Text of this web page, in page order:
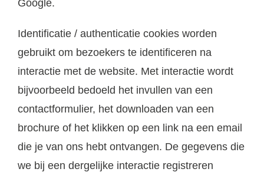
Google.
Identificatie / authenticatie cookies worden
gebruikt om bezoekers te identificeren na
interactie met de website. Met interactie wordt
bijvoorbeeld bedoeld het invullen van een
contactformulier, het downloaden van een
brochure of het klikken op een link na een email
die je van ons hebt ontvangen. De gegevens die
we bij een dergelijke interactie registreren